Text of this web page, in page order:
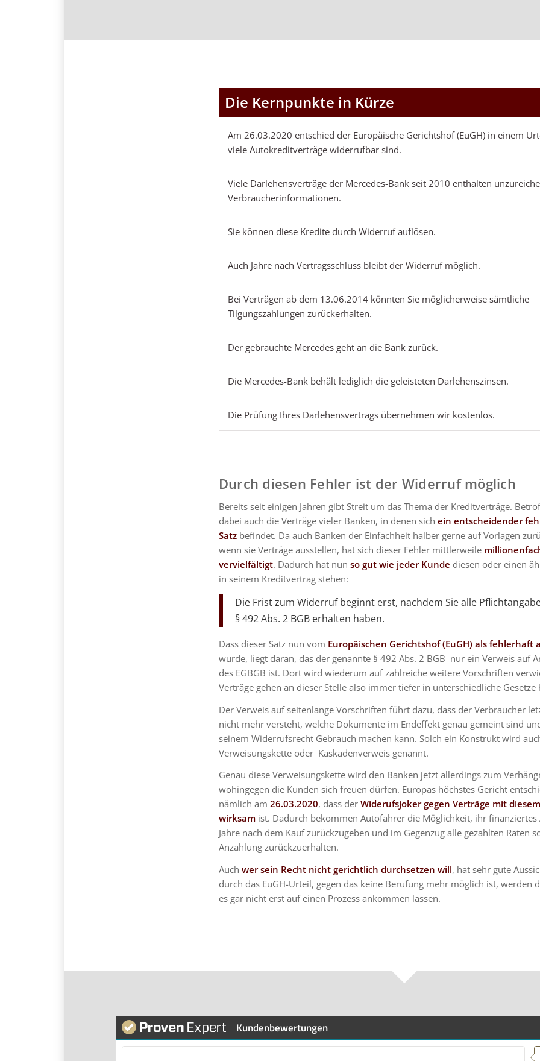
Die Kernpunkte in Kürze
Am 26.03.2020 entschied der Europäische Gerichtshof (EuGH) in einem
viele Autokreditverträge widerrufbar sind.
Viele Darlehensverträge der Mercedes-Bank seit 2010 enthalten
Verbraucherinformationen.
Sie können diese Kredite durch Widerruf auflösen.
Auch Jahre nach Vertragsschluss bleibt der Widerruf möglich.
Bei Verträgen ab dem 13.06.2014 könnten Sie möglicherweise sämtliche
Tilgungszahlungen zurückerhalten.
Der gebrauchte Mercedes geht an die Bank zurück.
Die Mercedes-Bank behält lediglich die geleisteten Darlehenszinsen.
Die Prüfung Ihres Darlehensvertrags übernehmen wir kostenlos.
Durch diesen Fehler ist der Widerruf möglich
Bereits seit einigen Jahren gibt Streit um das Thema der Kreditverträge.
dabei auch die Verträge vieler Banken, in denen sich ein entscheidender
Satzbefindet. Da auch Banken der Einfachheit halber gerne auf Vorlagen
wenn sie Verträge ausstellen, hat sich dieser Fehler mittlerweile
vervielfältigt. Dadurch hat nun so gut wie jeder Kunde diesen oder einen
in seinem Kreditvertrag stehen:
Die Frist zum Widerruf beginnt erst, nachdem Sie alle
§ 492 Abs. 2 BGB erhalten haben.
Dass dieser Satz nun vom Europäischen Gerichtshof (EuGH) als fehlerhaft
wurde, liegt daran, das der genannte § 492 Abs. 2 BGB nur ein Verweis auf
des EGBGB ist. Dort wird wiederum auf zahlreiche weitere Vorschriften
Verträge gehen an dieser Stelle also immer tiefer in unterschiedliche Gesetze
Der Verweis auf seitenlange Vorschriften führt dazu, dass der Verbraucher
nicht mehr versteht, welche Dokumente im Endeffekt genau gemeint sind
seinem Widerrufsrecht Gebrauch machen kann. Solch ein Konstrukt wird
Verweisungskette oder Kaskadenverweis genannt.
Genau diese Verweisungskette wird den Banken jetzt allerdings zum
wohingegen die Kunden sich freuen dürfen. Europas höchstes Gericht
nämlich am 26.03.2020, dass der Widerufsjoker gegen Verträge mit
wirksamist. Dadurch bekommen Autofahrer die Möglichkeit, ihr finanziertes
Jahre nach dem Kauf zurückzugeben und im Gegenzug alle gezahlten Raten
Anzahlung zurückzuerhalten.
Auch wer sein Recht nicht gerichtlich durchsetzen will, hat sehr gute
durch das EuGH-Urteil, gegen das keine Berufung mehr möglich ist, werden
es gar nicht erst auf einen Prozess ankommen lassen.
Kundenbewertungen